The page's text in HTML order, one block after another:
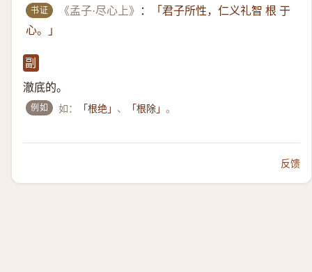
书证 《孟子·尽心上》 ：
「君子所性，仁义礼智 根 于
心。」
副
澈底的。
例如 如： 「根绝」 、 「根除」。
反馈